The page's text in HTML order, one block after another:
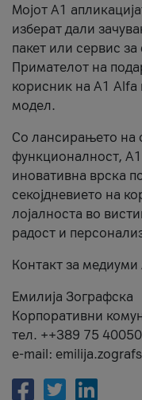
Мојот А1
изберат дали
пакет или сервис за
Примателот на
корисник на А1 Alfa
модел.
Со лансирањето на
функционалност,
иновативна врска
секојдневието на
лојалноста во
радост и
Контакт за
Емилија Зографска
Корпоративни
тел. ++389 75
e-mail: